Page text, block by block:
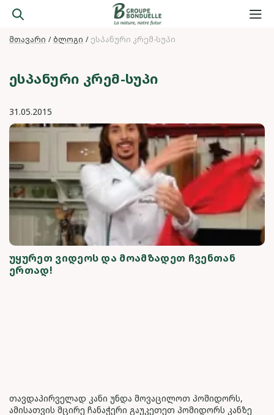
მთავარი ბლოგი ესპანური კრემ-სუპი
ᲔᲡᲞᲐᲜᲣᲠᲘ ᲙᲠᲔᲛ-ᲡᲣᲞᲘ
31.05.2015
ᲣᲧᲣᲠᲔᲗ ᲕᲘᲓᲔᲝᲡ ᲓᲐ ᲛᲝᲐᲛᲖᲐᲓᲔᲗ ᲩᲕᲔᲜᲗᲐᲜ
ᲔᲠᲗᲐᲓ!
თავდაპირველად კანი უნდა მოვაცილოთ პომიდორს,
ამისათვის მცირე ჩანაჭერი გაუკეთეთ პომიდორს კანზე